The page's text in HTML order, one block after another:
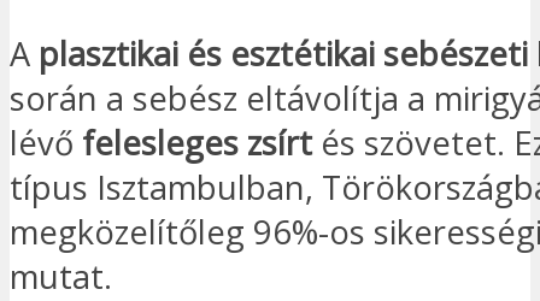
A plasztikai és esztétikai sebészeti
során a sebész eltávolítja a
lévő felesleges zsírtés szövetet.
típus Isztambulban,
megközelítőleg 96%-os
mutat.